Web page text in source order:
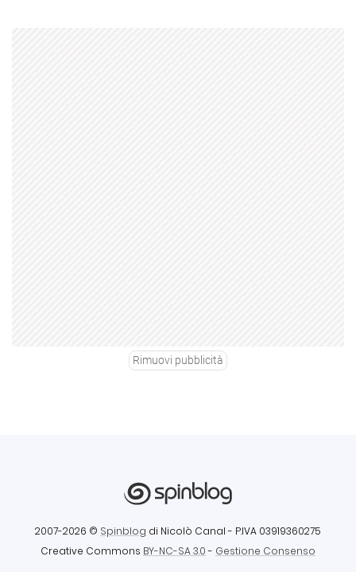
Rimuovi pubblicità
2007-2026 © Spinblog di Nicolò Canal - P.IVA 03919360275
Creative Commons BY-NC-SA 3.0- Gestione Consenso